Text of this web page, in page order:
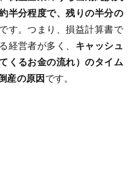
半分程度で、残りの半分の
す。つまり、損益計算書で
経営者が多く、 キャッシュ
くるお金の流れ）のタイム
産の原因です。